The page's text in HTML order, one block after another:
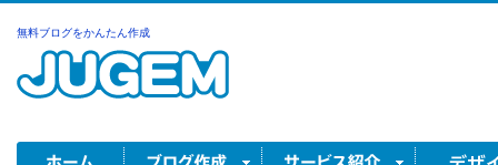
無料ブログをかんたん作成